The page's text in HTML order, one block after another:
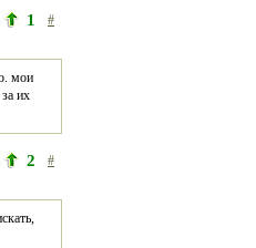
1 #
мои
их
2 #